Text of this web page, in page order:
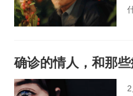
确诊的情人，和那